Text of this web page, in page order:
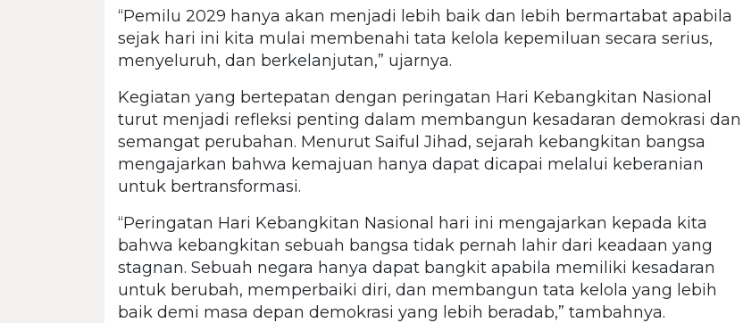
“Pemilu 2029 hanya akan menjadi lebih baik dan lebih bermartabat apabila
sejak hari ini kita mulai membenahi tata kelola kepemiluan secara serius,
menyeluruh, dan berkelanjutan,” ujarnya.
Kegiatan yang bertepatan dengan peringatan Hari Kebangkitan Nasional
turut menjadi refleksi penting dalam membangun kesadaran demokrasi dan
semangat perubahan. Menurut Saiful Jihad, sejarah kebangkitan bangsa
mengajarkan bahwa kemajuan hanya dapat dicapai melalui keberanian
untuk bertransformasi.
“Peringatan Hari Kebangkitan Nasional hari ini mengajarkan kepada kita
bahwa kebangkitan sebuah bangsa tidak pernah lahir dari keadaan yang
stagnan. Sebuah negara hanya dapat bangkit apabila memiliki kesadaran
untuk berubah, memperbaiki diri, dan membangun tata kelola yang lebih
baik demi masa depan demokrasi yang lebih beradab,” tambahnya.